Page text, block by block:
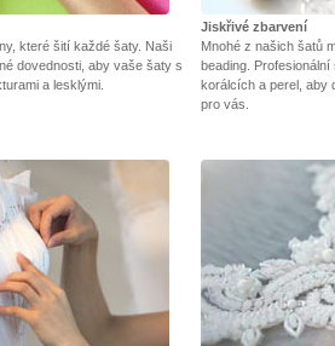
které šití každé šaty. Naši
dovednosti, aby vaše šaty s
a lesklými.
Jiskřivé zbarvení
Mnohé z našich šatů
beading.
korálcích a perel, aby
pro vás.